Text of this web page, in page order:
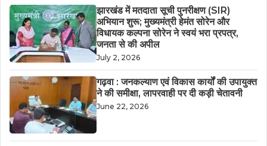
झारखंड में मतदाता सूची पुनरीक्षण (SIR)
अभियान शुरू; मुख्यमंत्री हेमंत सोरेन और
विधायक कल्पना सोरेन ने स्वयं भरा प्रपत्र,
जनता से की अपील
July 2, 2026
गढ़वा : जनकल्याण एवं विकास कार्यों की उपायुक्त
ने की समीक्षा, लापरवाही पर दी कड़ी चेतावनी
June 22, 2026